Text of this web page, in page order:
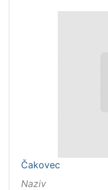
Čakovec
Naziv